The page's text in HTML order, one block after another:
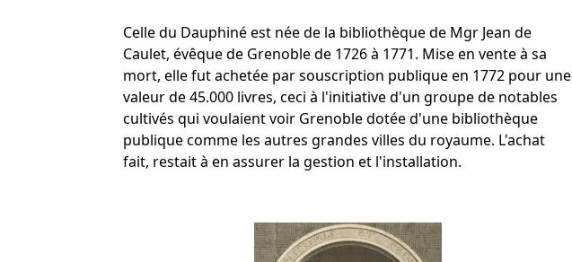
Celle du Dauphiné est née de la bibliothèque de Mgr Jean de
Caulet, évêque de Grenoble de 1726 à 1771. Mise en vente à sa
mort, elle fut achetée par souscription publique en 1772 pour une
valeur de 45.000 livres, ceci à l'initiative d'un groupe de notables
cultivés qui voulaient voir Grenoble dotée d'une bibliothèque
publique comme les autres grandes villes du royaume. L'achat
fait, restait à en assurer la gestion et l'installation.